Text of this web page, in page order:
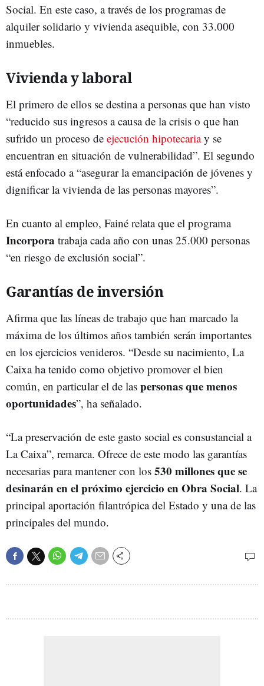
Social. En este caso, a través de los programas de
alquiler solidario y vivienda asequible, con 33.000
inmuebles.
Vivienda y laboral
El primero de ellos se destina a personas que han visto
“reducido sus ingresos a causa de la crisis o que han
sufrido un proceso de ejecución hipotecariay se
encuentran en situación de vulnerabilidad”. El segundo
está enfocado a “asegurar la emancipación de jóvenes y
dignificar la vivienda de las personas mayores”.
En cuanto al empleo, Fainé relata que el programa
Incorpora trabaja cada año con unas 25.000 personas
“en riesgo de exclusión social”.
Garantías de inversión
Afirma que las líneas de trabajo que han marcado la
máxima de los últimos años también serán importantes
en los ejercicios venideros. “Desde su nacimiento, La
Caixa ha tenido como objetivo promover el bien
común, en particular el de las personas que menos
oportunidades”, ha señalado.
“La preservación de este gasto social es consustancial a
La Caixa”, remarca. Ofrece de este modo las garantías
necesarias para mantener con los 530 millones que se
desinarán en el próximo ejercicio en Obra Social. La
principal aportación filantrópica del Estado y una de las
principales del mundo.